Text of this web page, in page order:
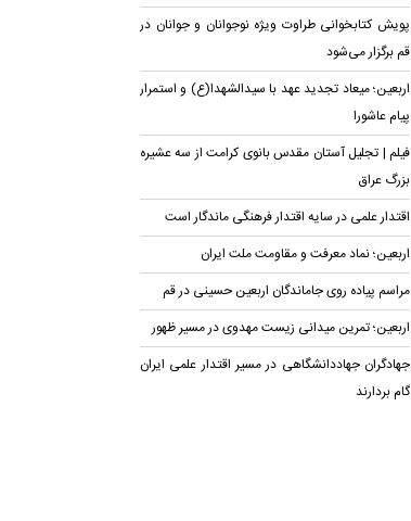
پویش کتابخوانی طراوت ویژه نوجوانان و جوانان در
قم برگزار می‌شود
اربعین؛ میعاد تجدید عهد با سیدالشهدا(ع) و استمرار
پیام عاشورا
فیلم | تجلیل آستان مقدس بانوی کرامت از سه عشیره
بزرگ عراق
اقتدار علمی در سایه اقتدار فرهنگی ماندگار است
اربعین؛ نماد معرفت و مقاومت ملت ایران
مراسم پیاده روی جاماندگان اربعین حسینی در قم
اربعین؛ تمرین میدانی زیست مهدوی در مسیر ظهور
جهادگران جهاددانشگاهی در مسیر اقتدار علمی ایران
گام بردارند